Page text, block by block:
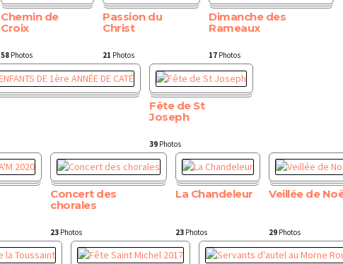
Chemin de
Croix
58 Photos
Passion du
Christ
21 Photos
Dimanche des
Rameaux
17 Photos
Fête de St
Joseph
39 Photos
Concert des
chorales
23 Photos
La Chandeleur
23 Photos
Veillée de
29 Photos